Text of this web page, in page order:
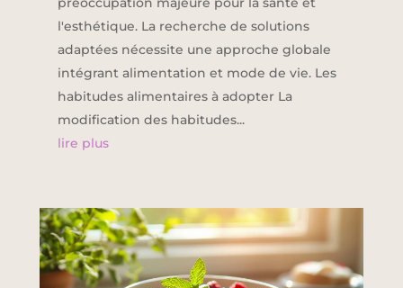
l'esthétique. La recherche de solutions
adaptées nécessite une approche globale
intégrant alimentation et mode de vie. Les
habitudes alimentaires à adopter La
modification des habitudes...
lire plus